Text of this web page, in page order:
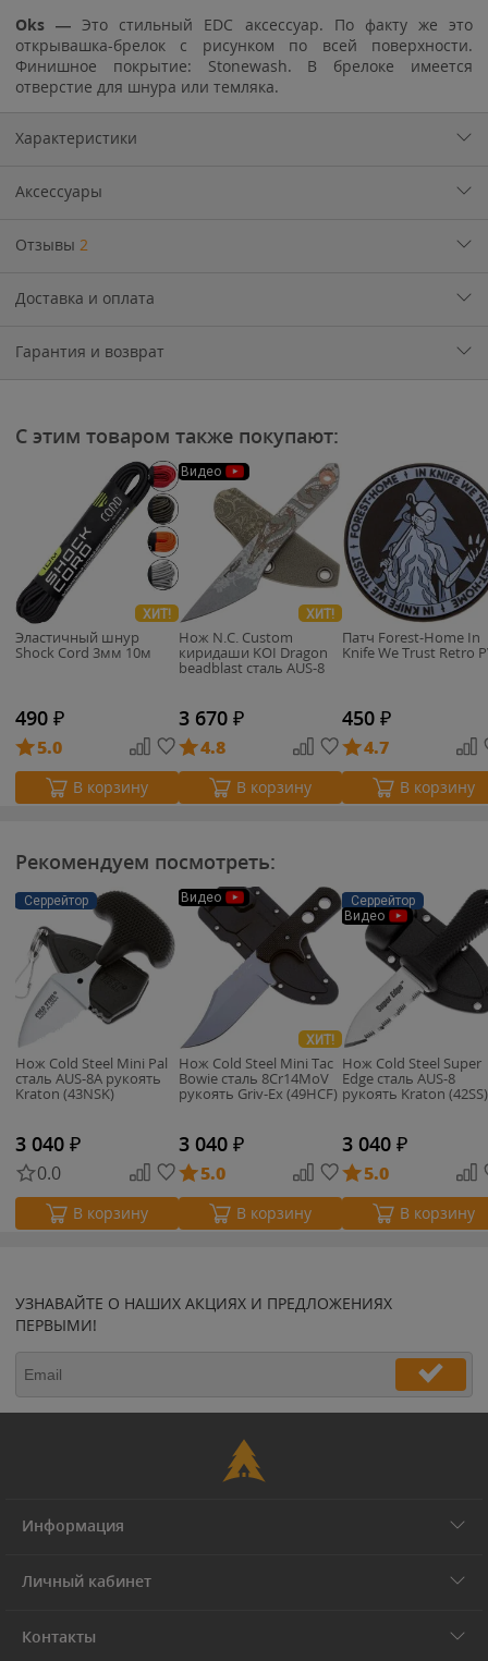
Oks — Это стильный EDC аксессуар. По факту же это
открывашка-брелок с рисунком по всей поверхности.
Финишное покрытие: Stonewash. В брелоке имеется
отверстие для шнура или темляка.
Характеристики
Аксессуары
Отзывы 2
Доставка и оплата
Гарантия и возврат
С этим товаром также покупают:
ХИТ!
Эластичный шнур
Shock Cord 3мм 10м
490 ₽
5.0
В корзину
Видео
ХИТ!
Нож N.C. Custom
киридаши KOI Dragon
beadblast сталь AUS-8
3 670 ₽
4.8
В корзину
Патч Forest-Home In
Knife We Trust Retro
450 ₽
4.7
В корзину
Рекомендуем посмотреть:
Серрейтор
Нож Cold Steel Mini Pal
сталь AUS-8A рукоять
Kraton (43NSK)
3 040 ₽
0.0
В корзину
Видео
ХИТ!
Нож Cold Steel Mini Tac
Bowie сталь 8Cr14MoV
рукоять Griv-Ex (49HCF)
3 040 ₽
5.0
В корзину
Серрейтор
Видео
Нож Cold Steel Super
Edge сталь AUS-8
рукоять Kraton (42SS)
3 040 ₽
5.0
В корзину
УЗНАВАЙТЕ О НАШИХ АКЦИЯХ И ПРЕДЛОЖЕНИЯХ
ПЕРВЫМИ!
Информация
Личный кабинет
Контакты